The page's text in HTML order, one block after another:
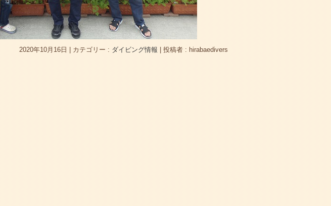
2020年10月16日 カテゴリー : ダイビング情報 投稿者 : hirabaedivers